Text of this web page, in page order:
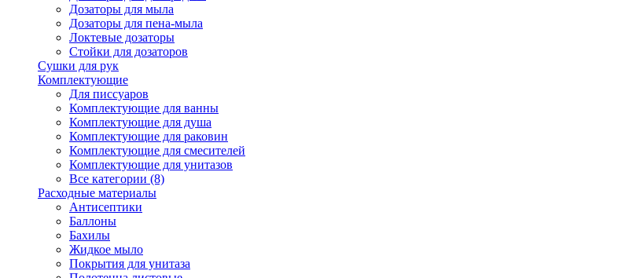
Дозаторы для мыла
Дозаторы для пена-мыла
Локтевые дозаторы
Стойки для дозаторов
Сушки для рук
Комплектующие
Для писсуаров
Комплектующие для ванны
Комплектующие для душа
Комплектующие для раковин
Комплектующие для смесителей
Комплектующие для унитазов
Все категории (8)
Расходные материалы
Антисептики
Баллоны
Бахилы
Жидкое мыло
Покрытия для унитаза